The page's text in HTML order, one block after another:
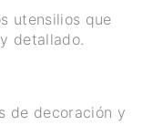
utensilios que
detallado.
de decoración y